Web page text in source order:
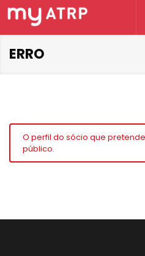
ERRO
O perfil do sócio que
público.